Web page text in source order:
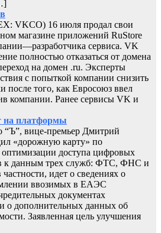
VKCO) 16 июля продал свои
магазине приложений RuStore
сервиса. VK
полностью отказаться от домена
на домен .ru. Эксперты
с попыткой компании снизить
после того, как Евросоюз ввел
компании. Ранее сервисы VK и
на платформы
“Ъ”, вице-премьер Дмитрий
«дорожную карту» по
доступа цифровых
к данным трех служб: ФТС, ФНС и
частности, идет о сведениях о
ввозимых в ЕАЭС
документах
о дополнительных данных об
Заявленная цель улучшения